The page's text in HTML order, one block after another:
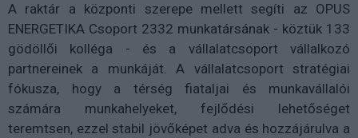
A raktár a központi szerepe mellett segíti az OPUS
ENERGETIKA Csoport 2332 munkatársának - köztük 133
gödöllői kolléga - és a vállalatcsoport vállalkozó
partnereinek a munkáját. A vállalatcsoport stratégiai
fókusza, hogy a térség fiataljai és munkavállalói
számára munkahelyeket, fejlődési lehetőséget
teremtsen, ezzel stabil jövőképet adva és hozzájárulva a